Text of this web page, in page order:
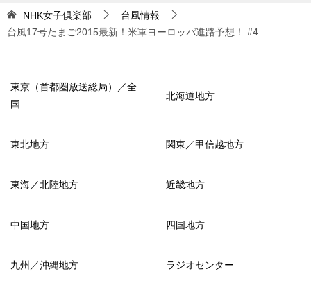
NHK女子倶楽部
台風情報
台風17号たまご2015最新！米軍ヨーロッパ進路予想！ #4
東京（首都圏放送総局）／全
国
北海道地方
東北地方 関東／甲信越地方
東海／北陸地方 近畿地方
中国地方 四国地方
九州／沖縄地方 ラジオセンター